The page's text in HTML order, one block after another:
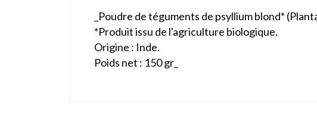
_Poudre de téguments de psyllium blond*
*Produit issu de l'agriculture biologique.
Origine : Inde.
Poids net : 150 gr_